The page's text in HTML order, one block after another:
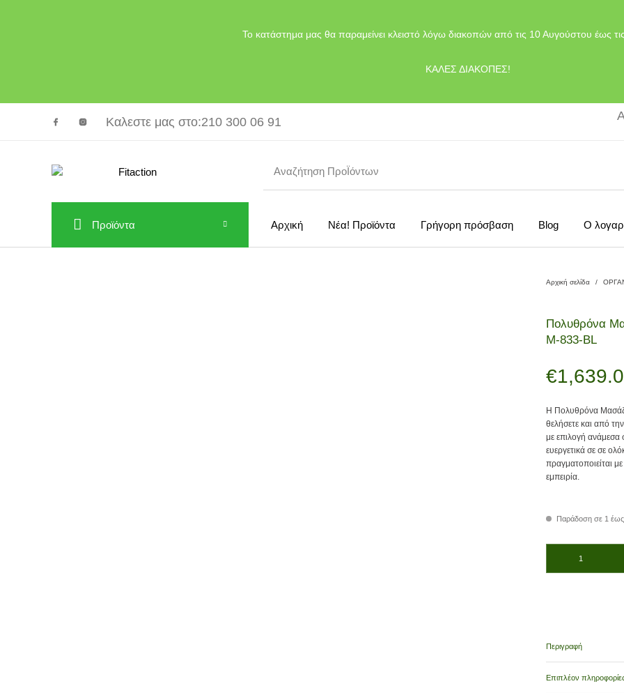
Το κατάστημα μας θα παραμείνει κλειστό λόγω διακοπών από τις 10 Αυγούστου έως
ΚΑΛΕΣ ΔΙΑΚΟΠΕΣ!
Καλεστε μας στο:210 300 06 91
Αρχική Νέα! Προϊόντα Γρήγορη πρόσβαση Blog Ο
Προϊόντα
Αρχική σελίδα /
Πολυθρόνα
Μ-833-BL
€
Η Πολυθρόνα Μασάζ
θελήσετε και από
με επιλογή
ευεργετικά σε σε
πραγματοποιείται
εμπειρία.
Παράδοση σε 1 έως
Περιγραφή
Επιπλέον